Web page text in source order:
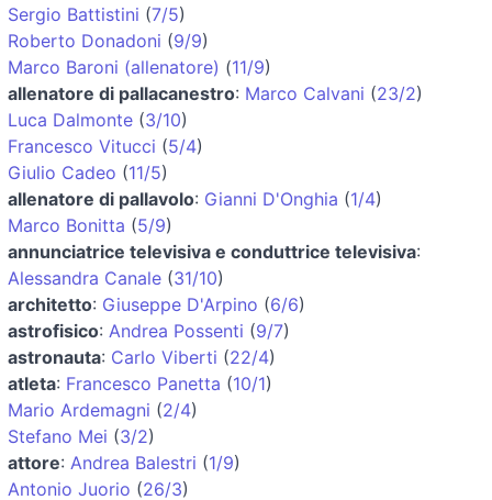
Sergio Battistini (7/5)
Roberto Donadoni (9/9)
Marco Baroni (allenatore) (11/9)
allenatore di pallacanestro: Marco Calvani (23/2)
Luca Dalmonte (3/10)
Francesco Vitucci (5/4)
Giulio Cadeo (11/5)
allenatore di pallavolo: Gianni D'Onghia (1/4)
Marco Bonitta (5/9)
annunciatrice televisiva e conduttrice televisiva:
Alessandra Canale (31/10)
architetto: Giuseppe D'Arpino (6/6)
astrofisico: Andrea Possenti (9/7)
astronauta: Carlo Viberti (22/4)
atleta: Francesco Panetta (10/1)
Mario Ardemagni (2/4)
Stefano Mei (3/2)
attore: Andrea Balestri (1/9)
Antonio Juorio (26/3)